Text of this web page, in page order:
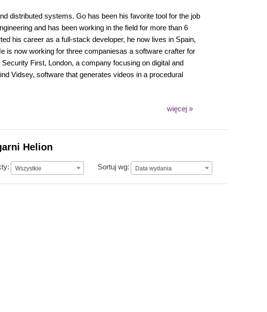
distributed systems. Go has been his favorite tool for the job
and has been working in the field for more than 6
his career as a full-stack developer, he now lives in Spain,
is now working for three companiesas a software crafter for
First, London, a company focusing on digital and
Vidsey, software that generates videos in a procedural
więcej »
Helion
Wszystkie Sortuj wg: Data wydania
Data wydania